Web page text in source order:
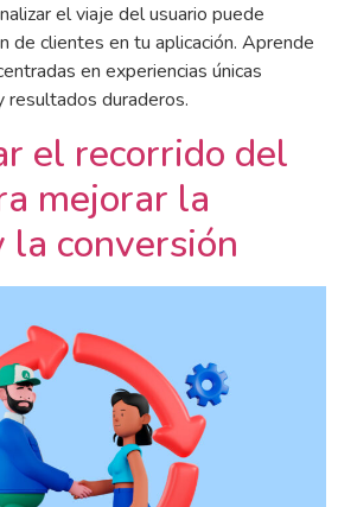
el viaje del usuario puede
de clientes en tu aplicación. Aprende
en experiencias únicas
resultados duraderos.
el recorrido del
mejorar la
la conversión